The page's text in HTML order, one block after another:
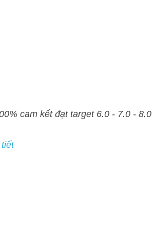
đạt target 6.0 - 7.0 - 8.0 - Đảm bảo đầu ra